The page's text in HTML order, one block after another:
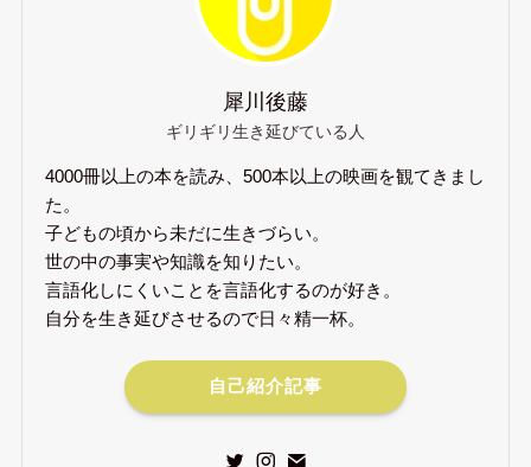
犀川後藤
ギリギリ生き延びている人
4000冊以上の本を読み、500本以上の映画を観てきまし
た。
子どもの頃から未だに生きづらい。
世の中の事実や知識を知りたい。
言語化しにくいことを言語化するのが好き。
自分を生き延びさせるので日々精一杯。
自己紹介記事